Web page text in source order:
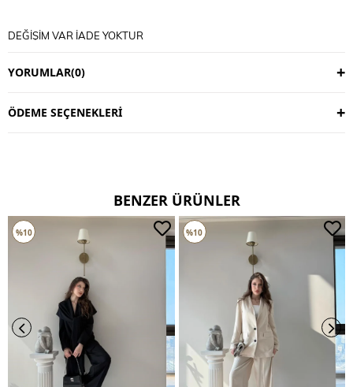
DEĞİŞİM VAR İADE YOKTUR
TERS CEVİRİP YIKAYINIZ
YORUMLAR(0)
ÖDEME SEÇENEKLERI
BENZER ÜRÜNLER
%10 %10